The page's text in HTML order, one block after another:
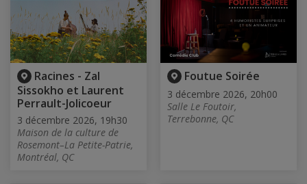
Racines - Zal
Sissokho et Laurent
Perrault-Jolicoeur
3 décembre 2026, 19h30
Maison de la culture de
Rosemont–La Petite-Patrie,
Montréal, QC
Foutue Soirée
3 décembre 2026, 20h00
Salle Le Foutoir,
Terrebonne, QC